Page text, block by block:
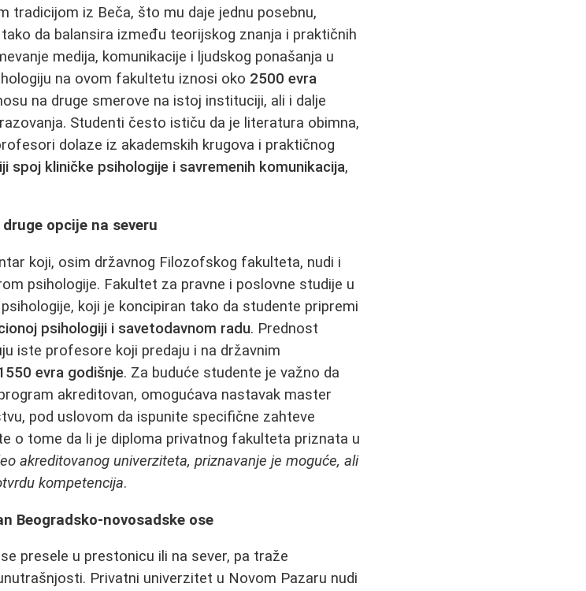
tradicijom iz Beča, što mu daje jednu posebnu,
da balansira između teorijskog znanja i praktičnih
medija, komunikacije i ljudskog ponašanja u
na ovom fakultetu iznosi oko 2500 evra
na druge smerove na istoj instituciji, ali i dalje
Studenti često ističu da je literatura obimna,
dolaze iz akademskih krugova i praktičnog
spoj kliničke psihologije i savremenih komunikacija,
opcije na severu
koji, osim državnog Filozofskog fakulteta, nudi i
psihologije. Fakultet za pravne i poslovne studije u
koji je koncipiran tako da studente pripremi
psihologiji i savetodavnom radu. Prednost
iste profesore koji predaju i na državnim
evra godišnje. Za buduće studente je važno da
akreditovan, omogućava nastavak master
pod uslovom da ispunite specifične zahteve
o tome da li je diploma privatnog fakulteta priznata u
akreditovanog univerziteta, priznavanje je moguće, ali
kompetencija.
Beogradsko-novosadske ose
presele u prestonicu ili na sever, pa traže
Privatni univerzitet u Novom Pazaru nudi